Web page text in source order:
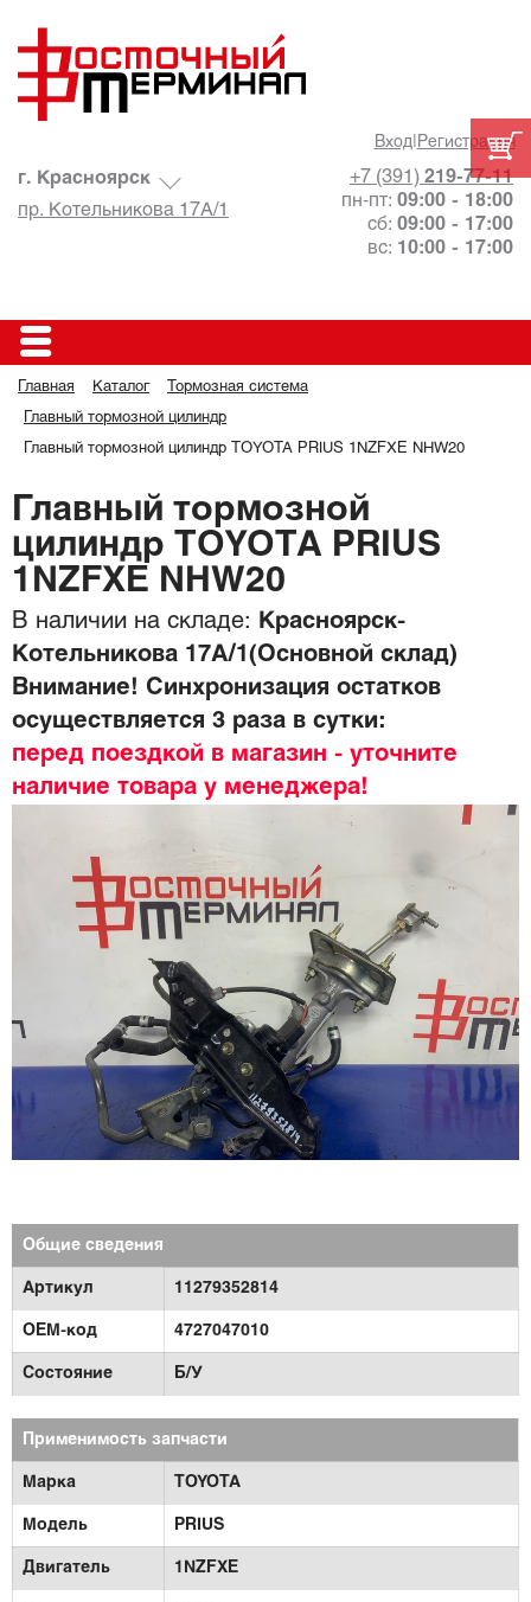
Вход| Регистрация
+7 (391) 219-77-11
пн-пт: 09:00 - 18:00
сб: 09:00 - 17:00
вс: 10:00 - 17:00
г. Красноярск
пр. Котельникова 17А/1
Главная Каталог Тормозная система
Главный тормозной цилиндр
Главный тормозной цилиндр TOYOTA PRIUS 1NZFXE NHW20
Главный тормозной
цилиндр TOYOTA PRIUS
1NZFXE NHW20
В наличии на складе:
Красноярск-
Котельникова 17А/1(Основной склад)
Внимание! Синхронизация остатков
осуществляется 3 раза в сутки:
перед поездкой в магазин - уточните
наличие товара у менеджера!
Общие сведения
Артикул 11279352814
OEM-код 4727047010
Состояние Б/У
Применимость запчасти
Марка TOYOTA
Модель PRIUS
Двигатель 1NZFXE